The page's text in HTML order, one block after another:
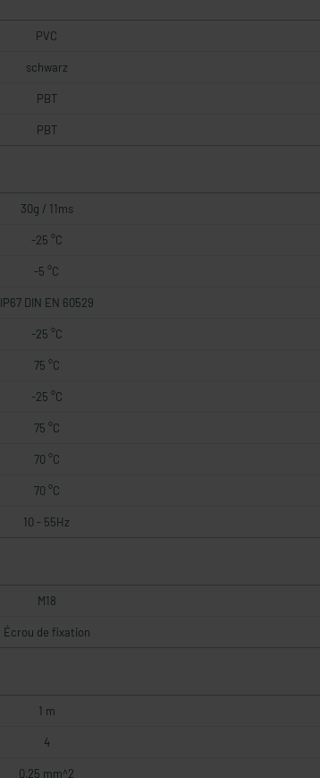
PVC
schwarz
PBT
PBT
30g / 11ms
-25 °C
-5 °C
IP67 DIN EN 60529
-25 °C
75 °C
-25 °C
75 °C
70 °C
70 °C
10 - 55Hz
M18
Écrou de fixation
1 m
4
0,25 mm^2